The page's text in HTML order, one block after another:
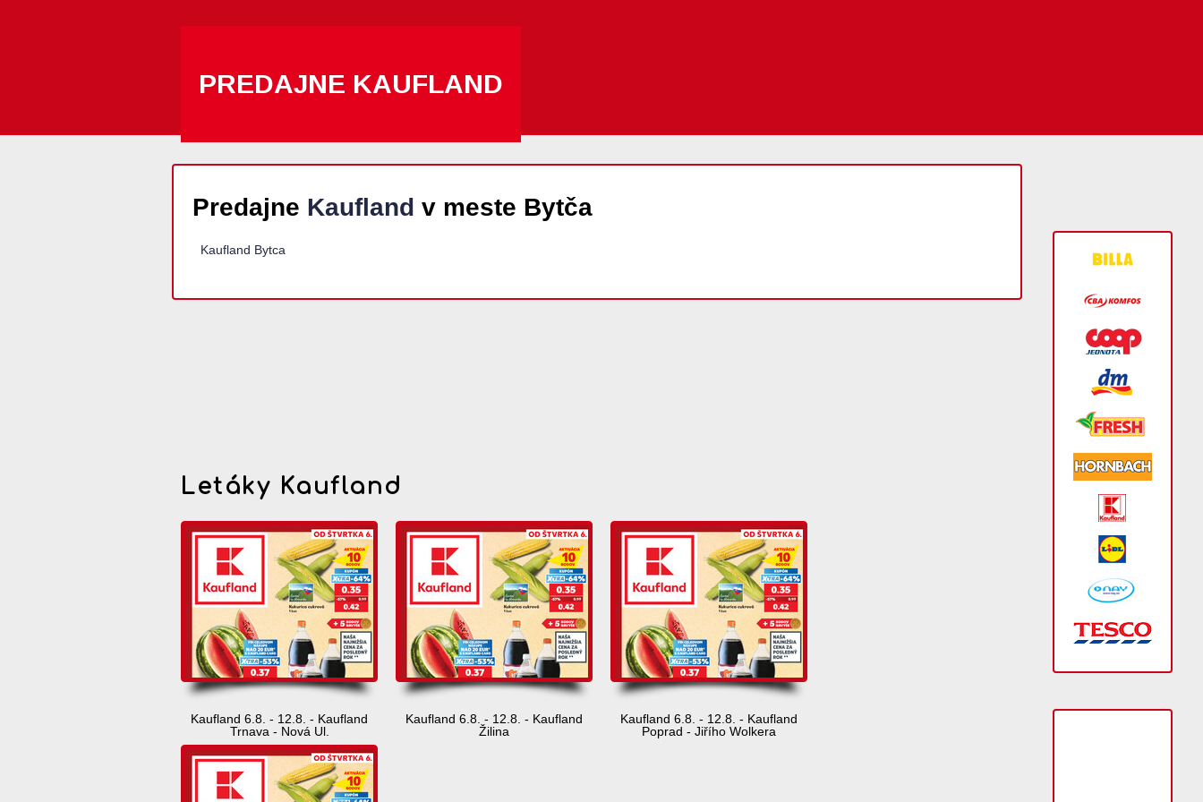
PREDAJNE KAUFLAND
Predajne Kaufland v meste Bytča
Kaufland Bytca
Letáky Kaufland
Kaufland 6.8. - 12.8. - Kaufland
Trnava - Nová Ul.
Kaufland 6.8. - 12.8. - Kaufland
Žilina
Kaufland 6.8. - 12.8. - Kaufland
Poprad - Jiřího Wolkera